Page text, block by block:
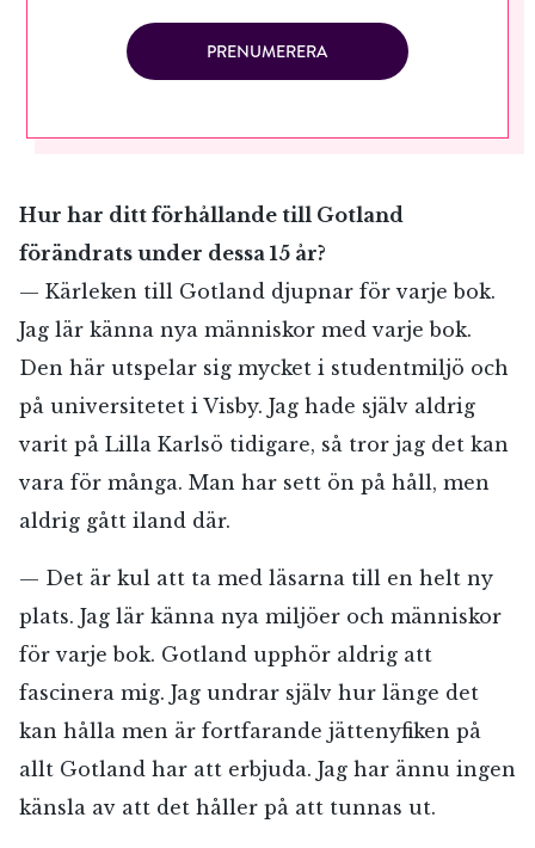
PRENUMERERA
Hur har ditt förhållande till Gotland
förändrats under dessa 15 år?
— Kärleken till Gotland djupnar för varje bok.
Jag lär känna nya människor med varje bok.
Den här utspelar sig mycket i studentmiljö och
på universitetet i Visby. Jag hade själv aldrig
varit på Lilla Karlsö tidigare, så tror jag det kan
vara för många. Man har sett ön på håll, men
aldrig gått iland där.
— Det är kul att ta med läsarna till en helt ny
plats. Jag lär känna nya miljöer och människor
för varje bok. Gotland upphör aldrig att
fascinera mig. Jag undrar själv hur länge det
kan hålla men är fortfarande jättenyfiken på
allt Gotland har att erbjuda. Jag har ännu ingen
känsla av att det håller på att tunnas ut.